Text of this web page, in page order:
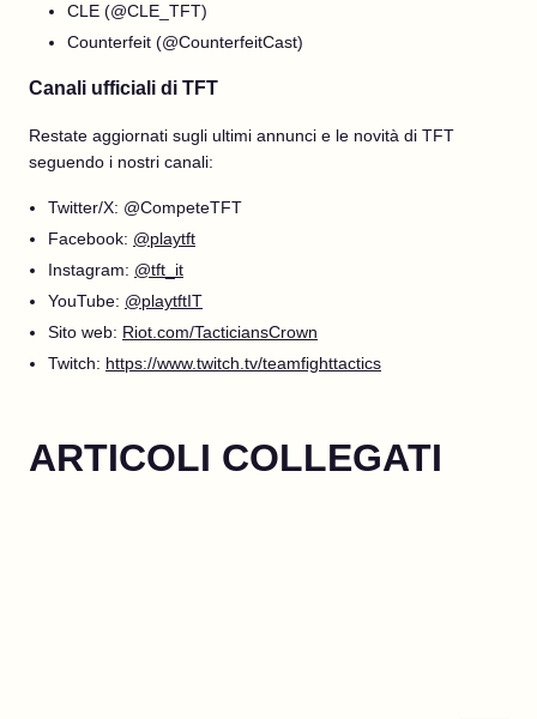
CLE (@CLE_TFT)
Counterfeit (@CounterfeitCast)
Canali ufficiali di TFT
Restate aggiornati sugli ultimi annunci e le novità di TFT
seguendo i nostri canali:
Twitter/X: @CompeteTFT
Facebook: @playtft
Instagram: @tft_it
YouTube: @playtftIT
Sito web: Riot.com/TacticiansCrown
Twitch: https://www.twitch.tv/teamfighttactics
ARTICOLI COLLEGATI